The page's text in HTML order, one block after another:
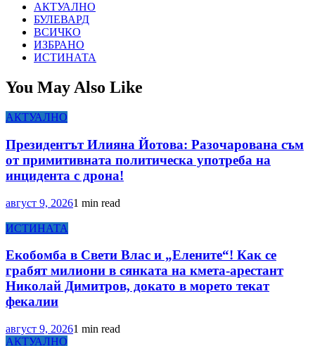
АКТУАЛНО
БУЛЕВАРД
ВСИЧКО
ИЗБРАНО
ИСТИНАТА
You May Also Like
АКТУАЛНО
Президентът Илияна Йотова: Разочарована съм
от примитивната политическа употреба на
инцидента с дрона!
август 9, 20261 min read
ИСТИНАТА
Екобомба в Свети Влас и „Елените“! Как се
грабят милиони в сянката на кмета-арестант
Николай Димитров, докато в морето текат
фекалии
август 9, 20261 min read
АКТУАЛНО